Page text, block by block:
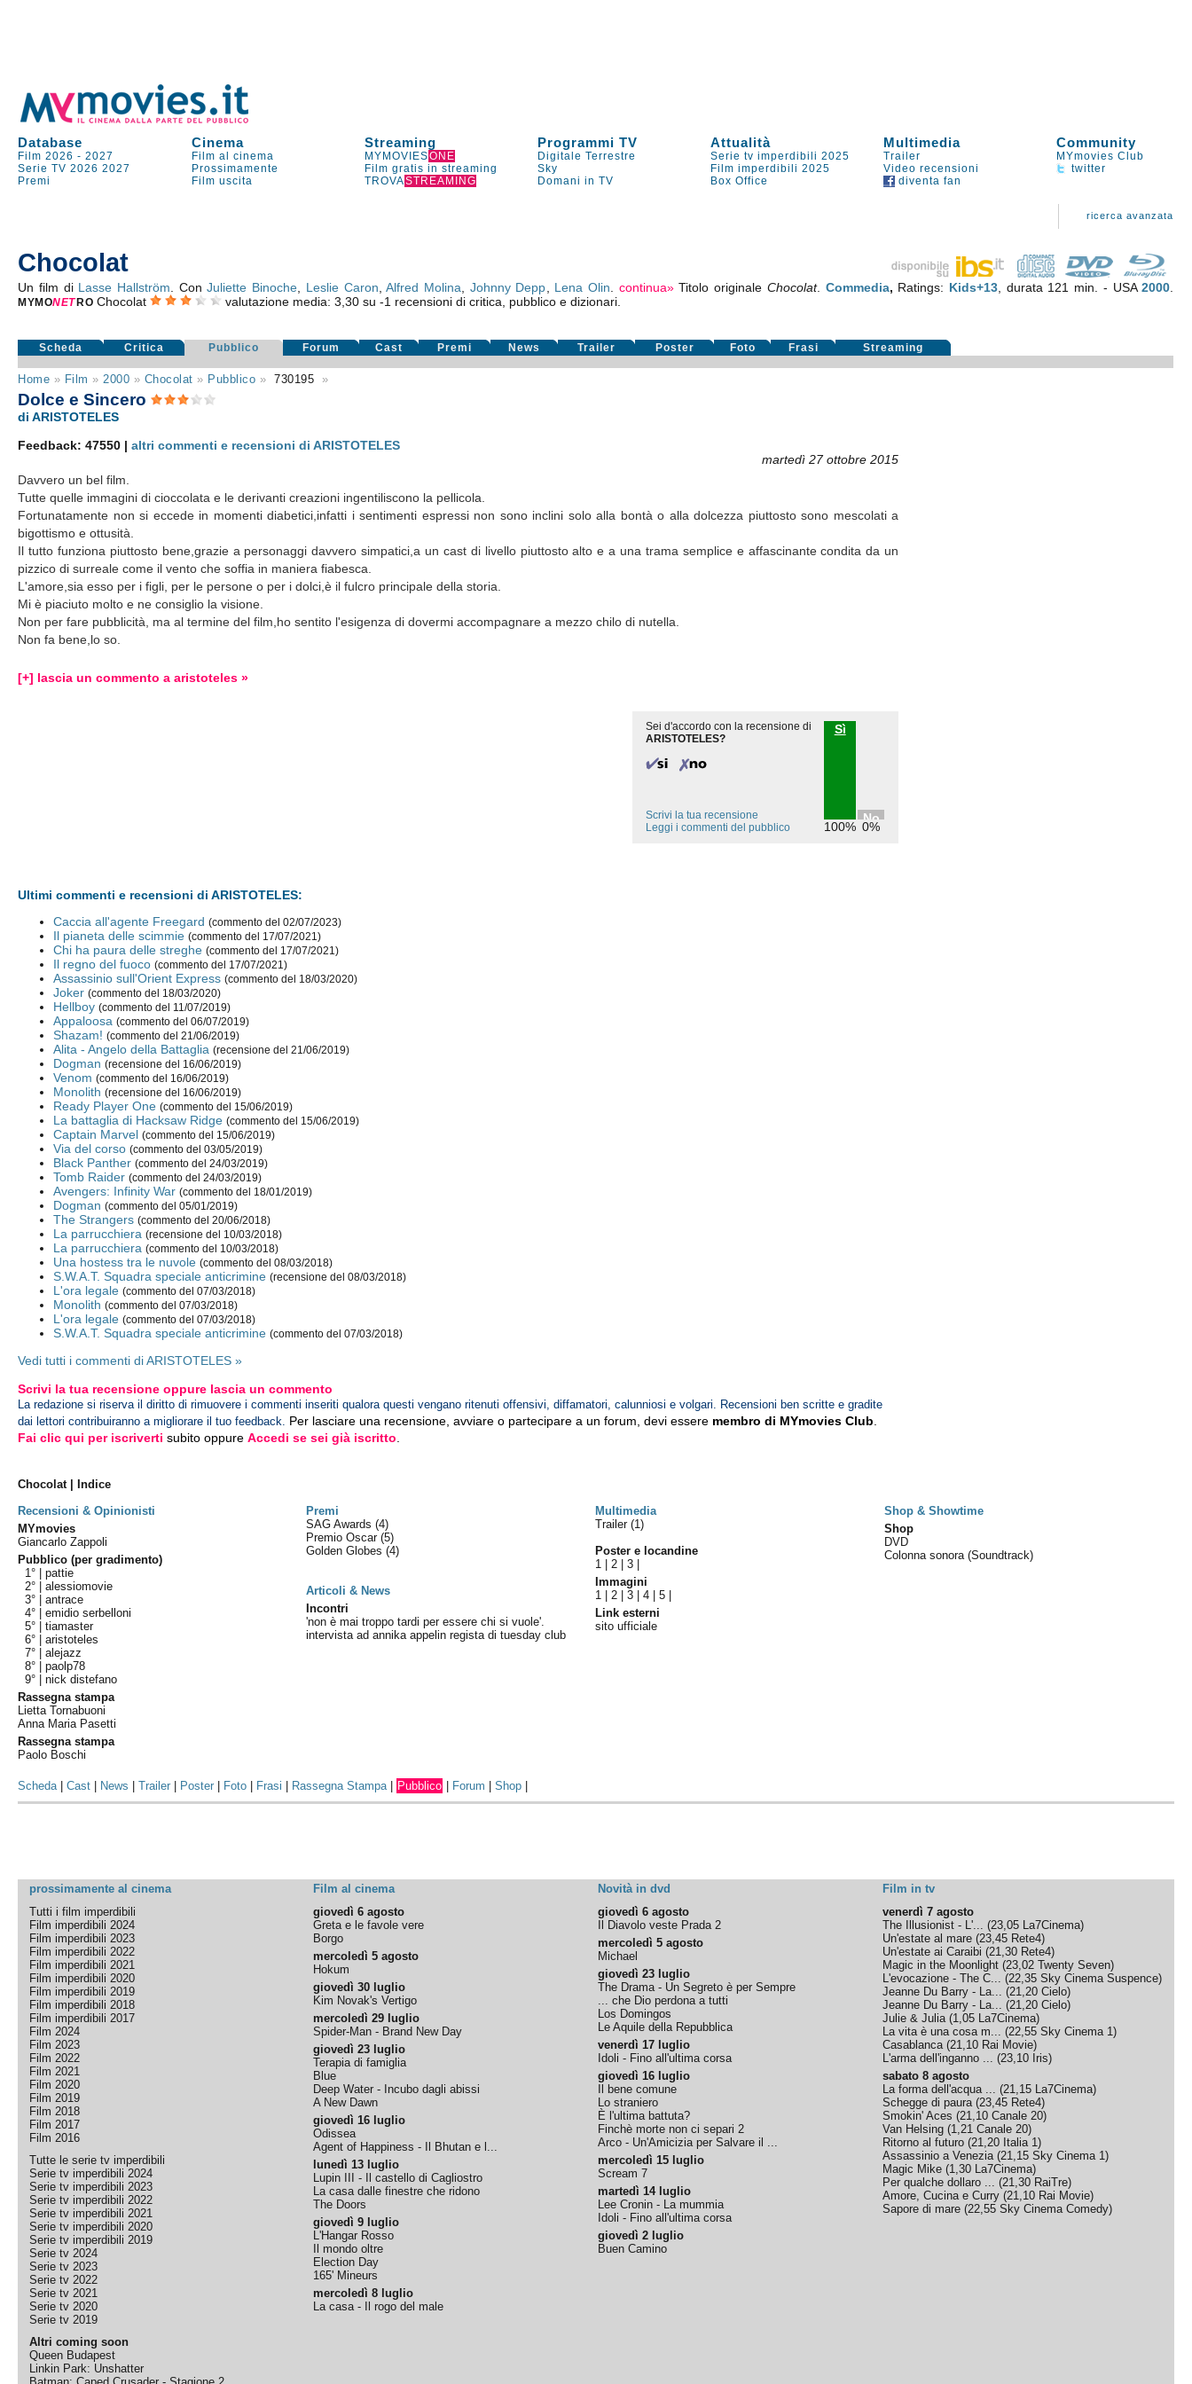
Database Cinema Streaming Programmi TV Attualità Multimedia Community
Film 2026 -2027 Film al cinema MYMOVIESONE Digitale Terrestre Serie tv imperdibili 2025 Trailer
MYmovies Club
Serie TV 2026 2027 Prossimamente Film gratis in streaming Sky Film imperdibili 2025 Video recensioni
twitter
Premi
Film uscita TROVASTREAMING Domani in TV Box Office diventa fan
ricerca avanzata
Chocolat
Un film di Lasse Hallström . ConJuliette Binoche Leslie Caron ,Alfred Molina Johnny Depp Lena Olin continua» Titolo originale Chocolat. Commedia, Ratings: Kids+13, durata 121 min. - USA2000
MYMONET RO Chocolat valutazione media: 3,30 su -1 recensioni di critica, pubblico e dizionari.
Scheda Critica Pubblico Forum Cast Premi News Trailer Poster Foto Frasi Streaming
Home » Film » 2000 » Chocolat » Pubblico » 730195 »
Dolce e Sincero
di ARISTOTELES
Feedback: 47550 |altri commenti e recensioni di ARISTOTELES
martedì 27 ottobre 2015
Davvero un bel film.
Tutte quelle immagini di cioccolata e le derivanti creazioni ingentiliscono la pellicola.
Fortunatamente non si eccede in momenti diabetici,infatti i sentimenti espressi non sono inclini solo alla bontà o alla dolcezza piuttosto sono mescolati a
bigottismo e ottusità.
Il tutto funziona piuttosto bene,grazie a personaggi davvero simpatici,a un cast di livello piuttosto alto e a una trama semplice e affascinante condita da un
pizzico di surreale come il vento che soffia in maniera fiabesca.
L'amore,sia esso per i figli, per le persone o per i dolci,è il fulcro principale della storia.
Mi è piaciuto molto e ne consiglio la visione.
Non per fare pubblicità, ma al termine del film,ho sentito l'esigenza di dovermi accompagnare a mezzo chilo di nutella.
Non fa bene,lo so.
[+] lascia un commento a aristoteles »
Sei d'accordo con la recensione di
ARISTOTELES?
Sì
100%
No
0%
Scrivi la tua recensione
Leggi i commenti del pubblico
Ultimi commenti e recensioni di ARISTOTELES:
Caccia all'agente Freegard (commento del 02/07/2023)
Il pianeta delle scimmie (commento del 17/07/2021)
Chi ha paura delle streghe (commento del 17/07/2021)
Il regno del fuoco (commento del 17/07/2021)
Assassinio sull'Orient Express (commento del 18/03/2020)
Joker (commento del 18/03/2020)
Hellboy (commento del 11/07/2019)
Appaloosa (commento del 06/07/2019)
Shazam! (commento del 21/06/2019)
Alita - Angelo della Battaglia (recensione del 21/06/2019)
Dogman (recensione del 16/06/2019)
Venom (commento del 16/06/2019)
Monolith (recensione del 16/06/2019)
Ready Player One (commento del 15/06/2019)
La battaglia di Hacksaw Ridge (commento del 15/06/2019)
Captain Marvel (commento del 15/06/2019)
Via del corso (commento del 03/05/2019)
Black Panther (commento del 24/03/2019)
Tomb Raider (commento del 24/03/2019)
Avengers: Infinity War (commento del 18/01/2019)
Dogman (commento del 05/01/2019)
The Strangers (commento del 20/06/2018)
La parrucchiera (recensione del 10/03/2018)
La parrucchiera (commento del 10/03/2018)
Una hostess tra le nuvole (commento del 08/03/2018)
S.W.A.T. Squadra speciale anticrimine (recensione del 08/03/2018)
L'ora legale (commento del 07/03/2018)
Monolith (commento del 07/03/2018)
L'ora legale (commento del 07/03/2018)
S.W.A.T. Squadra speciale anticrimine (commento del 07/03/2018)
Vedi tutti i commenti di ARISTOTELES »
Scrivi la tua recensione oppure lascia un commento
La redazione si riserva il diritto di rimuovere i commenti inseriti qualora questi vengano ritenuti offensivi, diffamatori, calunniosi e volgari. Recensioni ben scritte e gradite
dai lettori contribuiranno a migliorare il tuo feedback. Per lasciare una recensione, avviare o partecipare a un forum, devi essere membro di MYmovies Club
Fai clic qui per iscriverti subito oppureAccedi se sei già iscritto
Chocolat | Indice
Recensioni & Opinionisti
Premi Multimedia
Shop & Showtime
MYmovies
Giancarlo Zappoli
Pubblico (per gradimento)
1° |pattie
2° |alessiomovie
3° |antrace
4° |emidio serbelloni
5° |tiamaster
6° |aristoteles
7° |alejazz
8° |paolp78
9° |nick distefano
Rassegna stampa
Lietta Tornabuoni
Anna Maria Pasetti
Rassegna stampa
Paolo Boschi
SAG Awards(4)
Premio Oscar(5)
Golden Globes(4)
Articoli & News
Incontri
'non è mai troppo tardi per essere chi si vuole'.
intervista ad annika appelin regista di tuesday club
Trailer (1)
Poster e locandine
1 |2 |3
Immagini
1 |2 |3 |4 |5
Link esterni
sito ufficiale
Shop
DVD
Colonna sonora (Soundtrack)
Scheda|Cast News |Trailer Poster Foto Frasi Rassegna Stampa| Pubblico Forum |Shop
prossimamente al cinema Film al cinema Novità in dvd
Film in tv
Tutti i film imperdibili
Film imperdibili 2024
Film imperdibili 2023
Film imperdibili 2022
Film imperdibili 2021
Film imperdibili 2020
Film imperdibili 2019
Film imperdibili 2018
Film imperdibili 2017
Film 2024
Film 2023
Film 2022
Film 2021
Film 2020
Film 2019
Film 2018
Film 2017
Film 2016
Tutte le serie tv imperdibili
Serie tv imperdibili 2024
Serie tv imperdibili 2023
Serie tv imperdibili 2022
Serie tv imperdibili 2021
Serie tv imperdibili 2020
Serie tv imperdibili 2019
Serie tv 2024
Serie tv 2023
Serie tv 2022
Serie tv 2021
Serie tv 2020
Serie tv 2019
Altri coming soon
Queen Budapest
Linkin Park: Unshatter
giovedì 6 agosto
Greta e le favole vere
Borgo
mercoledì 5 agosto
Hokum
giovedì 30 luglio
Kim Novak's Vertigo
mercoledì 29 luglio
Spider-Man - Brand New Day
giovedì 23 luglio
Terapia di famiglia
Blue
Deep Water - Incubo dagli abissi
A New Dawn
giovedì 16 luglio
Odissea
Agent of Happiness - Il Bhutan e l...
lunedì 13 luglio
Lupin III - Il castello di Cagliostro
La casa dalle finestre che ridono
The Doors
giovedì 9 luglio
L'Hangar Rosso
Il mondo oltre
Election Day
165' Mineurs
mercoledì 8 luglio
La casa - Il rogo del male
giovedì 6 agosto
Il Diavolo veste Prada 2
mercoledì 5 agosto
Michael
giovedì 23 luglio
The Drama - Un Segreto è per Sempre
... che Dio perdona a tutti
Los Domingos
Le Aquile della Repubblica
venerdì 17 luglio
Idoli - Fino all'ultima corsa
giovedì 16 luglio
Il bene comune
Lo straniero
È l'ultima battuta?
Finchè morte non ci separi 2
Arco - Un'Amicizia per Salvare il ...
mercoledì 15 luglio
Scream 7
martedì 14 luglio
Lee Cronin - La mummia
Idoli - Fino all'ultima corsa
giovedì 2 luglio
Buen Camino
venerdì 7 agosto
The Illusionist - L'... (23,05 La7Cinema)
Un'estate al mare (23,45 Rete4)
Un'estate ai Caraibi (21,30 Rete4)
Magic in the Moonlight (23,02 Twenty Seven)
L'evocazione - The C... (22,35 Sky Cinema Suspence)
Jeanne Du Barry - La... (21,20 Cielo)
Jeanne Du Barry - La... (21,20 Cielo)
Julie & Julia(1,05 La7Cinema)
La vita è una cosa m... (22,55 Sky Cinema 1)
Casablanca(21,10 Rai Movie)
L'arma dell'inganno ... (23,10 Iris)
sabato 8 agosto
La forma dell'acqua ... (21,15 La7Cinema)
Schegge di paura(23,45 Rete4)
Smokin' Aces (21,10 Canale 20)
Van Helsing (1,21 Canale 20)
Ritorno al futuro (21,20 Italia 1)
Assassinio a Venezia(21,15 Sky Cinema 1)
Magic Mike (1,30 La7Cinema)
Per qualche dollaro ... (21,30 RaiTre)
Amore, Cucina e Curry (21,10 Rai Movie)
Sapore di mare (22,55 Sky Cinema Comedy)